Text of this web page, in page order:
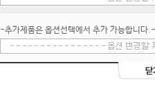
-추가제품은 옵션선택에서 추가 가능합니다.-